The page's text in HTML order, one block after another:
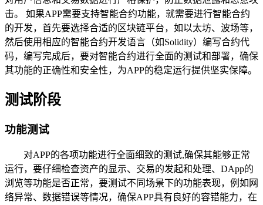
击。 如果APP需要支持智能合约功能，就需要进行智能合约
的开发，首先要选择合适的区块链平台，如以太坊、波场等，
然后使用相应的智能合约开发语言（如Solidity）编写合约代
码，编写完成后，要对智能合约进行全面的测试和部署，确保
其功能的正确性和安全性，为APP的稳定运行提供坚实保障。
测试阶段
功能测试
对APP的各项功能进行全面细致的测试,确保其能够正常
运行，要仔细检查资产的显示、交易的发起和处理、DApp的
浏览等功能是否正常，要测试不同场景下的功能表现，例如网
络异常、数据错误等情况，确保APP具有良好的容错能力，在